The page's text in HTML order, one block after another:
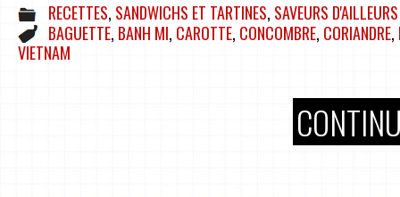
RECETTES, SANDWICHS ET TARTINES, SAVEURS D'AILLEURS
BAGUETTE, BANH MI, CAROTTE, CONCOMBRE, CORIANDRE,
VIETNAM